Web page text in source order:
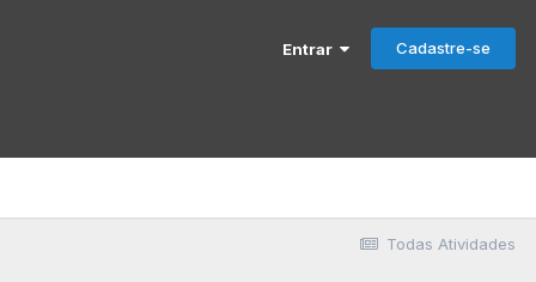
Entrar Cadastre-se
Todas Atividades